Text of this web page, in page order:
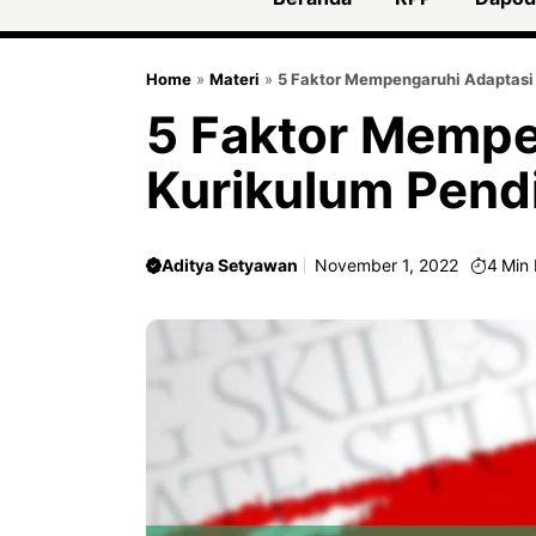
Home » Materi » 5 Faktor Mempengaruhi
5 Faktor
Kurikulum
Aditya Setyawan November 1, 2022 4 Min